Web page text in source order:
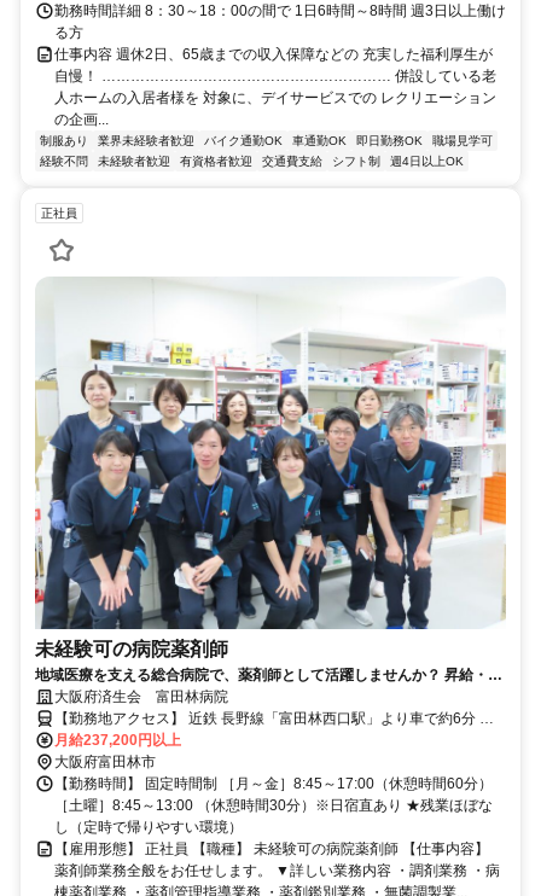
勤務時間詳細 8：30～18：00の間で 1日6時間～8時間 週3日以上働け
る方
仕事内容 週休2日、65歳までの収入保障などの 充実した福利厚生が
自慢！ …………………………………………………… 併設している老
人ホームの入居者様を 対象に、デイサービスでの レクリエーション
の企画...
制服あり 業界未経験者歓迎 バイク通勤OK 車通勤OK 即日勤務OK
職場見学可
経験不問
未経験者歓迎 有資格者歓迎 交通費支給 シフト制 週4日以上OK
正社員
未経験可の病院薬剤師
地域医療を支える総合病院で、薬剤師として活躍しませんか？ 昇給・賞
与・各種手当充実！長く安心して働ける環境です。
大阪府済生会 富田林病院
【勤務地アクセス】 近鉄 長野線「富田林西口駅」より車で約6分 近
鉄 長野線「富田林駅」より車で約7分 近鉄 長野線「川西駅」より車
で約10分 〇車通勤OK 〇バイク/自転車通勤OK
月給237,200円以上
大阪府富田林市
【勤務時間】 固定時間制 ［月～金］8:45～17:00（休憩時間60分）
［土曜］8:45～13:00 （休憩時間30分）※日宿直あり ★残業ほぼな
し（定時で帰りやすい環境）
【雇用形態】 正社員 【職種】 未経験可の病院薬剤師 【仕事内容】
薬剤師業務全般をお任せします。 ▼詳しい業務内容 ・調剤業務 ・病
棟薬剤業務 ・薬剤管理指導業務 ・薬剤鑑別業務 ・無菌調製業...